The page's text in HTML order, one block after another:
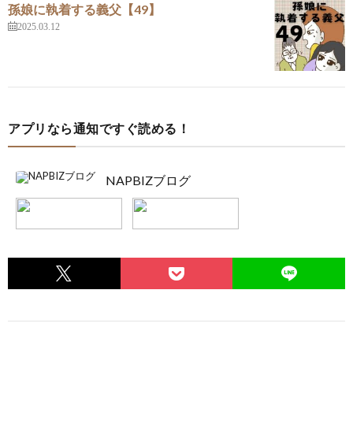
孫娘に執着する義父【49】
2025.03.12
アプリなら通知ですぐ読める！
NAPBIZブログ